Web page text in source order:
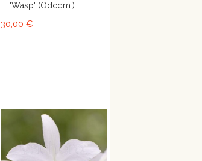
'Wasp' (Odcdm.)
30,00 €